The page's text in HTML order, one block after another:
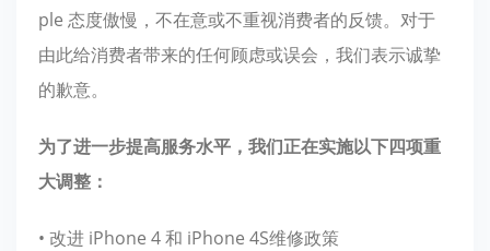
ple 态度傲慢，不在意或不重视消费者的反馈。对于
由此给消费者带来的任何顾虑或误会，我们表示诚挚
的歉意。
为了进一步提高服务水平，我们正在实施以下四项重
大调整：
• 改进 iPhone 4 和 iPhone 4S维修政策